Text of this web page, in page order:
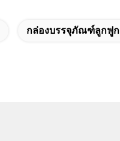
กล่องบรรจุภัณฑ์ลูกฟูก